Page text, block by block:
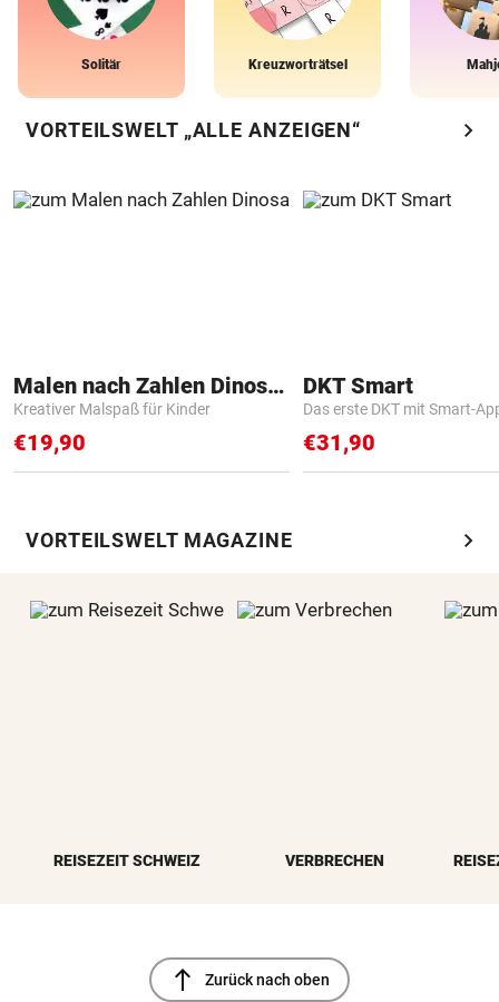
Solitär Kreuzworträtsel
VORTEILSWELT „ALLE ANZEIGEN“ chevron_right
Malen nach Zahlen Dinosaurier
Kreativer Malspaß für Kinder
€19,90
DKT Smart
Das erste DKT mit Smart-
€31,90
VORTEILSWELT MAGAZINE chevron_right
REISEZEIT SCHWEIZ VERBRECHEN
north Zurück nach oben